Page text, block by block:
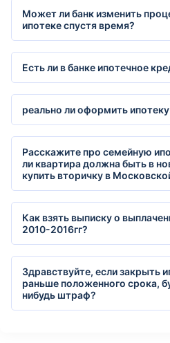
Может ли банк изменить
ипотеке спустя время?
Есть ли в банке ипотечное
реально ли оформить ипотеку
Расскажите про семейную
ли квартира должна быть в
купить вторичку в
Как взять выписку о
2010-2016гг?
Здравствуйте, если закрыть
раньше положенного срока,
нибудь штраф?